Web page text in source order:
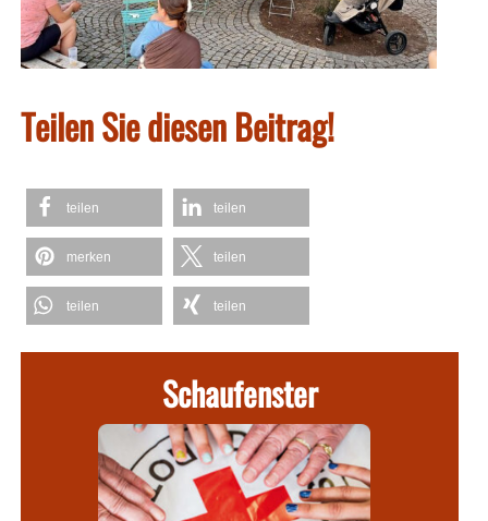
Teilen Sie diesen Beitrag!
teilen teilen
merken teilen
teilen teilen
Schaufenster